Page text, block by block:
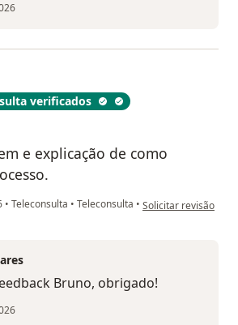
verificados
e explicação de como
• Teleconsulta • Teleconsulta • na opinião do
Solicitar revisão
Bruno, obrigado!